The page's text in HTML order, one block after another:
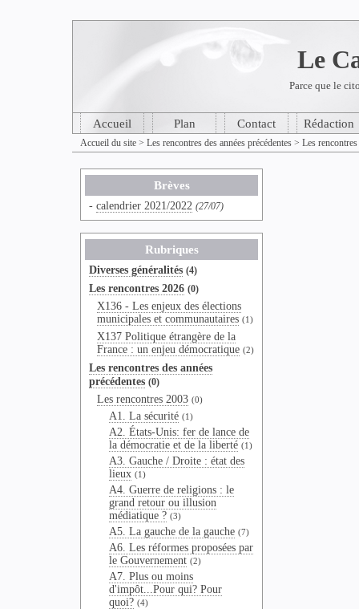
Le
Parce que le
Accueil Plan Contact Rédaction
Accueil du site > Les rencontres des années précédentes > Les
Brèves
- calendrier 2021/2022 (27/07)
Rubriques
Diverses généralités (4)
Les rencontres 2026 (0)
X136 - Les enjeux des élections
municipales et communautaires (1)
X137 Politique étrangère de la
France : un enjeu démocratique (2)
Les rencontres des années
précédentes (0)
Les rencontres 2003 (0)
A1. La sécurité (1)
A2. États-Unis: fer de lance de
la démocratie et de la liberté (1)
A3. Gauche / Droite : état des
lieux (1)
A4. Guerre de religions : le
grand retour ou illusion
médiatique ? (3)
A5. La gauche de la gauche (7)
A6. Les réformes proposées par
le Gouvernement (2)
A7. Plus ou moins
d'impôt...Pour qui? Pour
quoi? (4)